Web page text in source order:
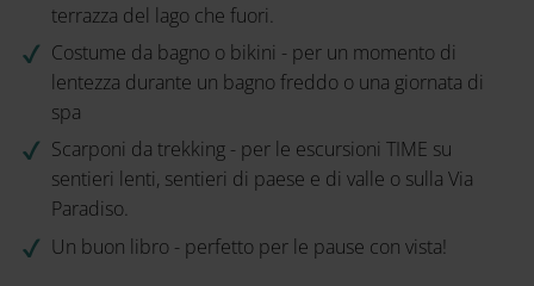
terrazza del lago che fuori.
Costume da bagno o bikini - per un momento di
lentezza durante un bagno freddo o una giornata di
spa
Scarponi da trekking - per le escursioni TIME su
sentieri lenti, sentieri di paese e di valle o sulla Via
Paradiso.
Un buon libro - perfetto per le pause con vista!